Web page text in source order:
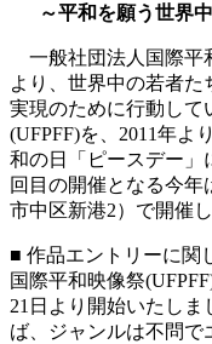
～平和を願う世界
一般社団法人国際平
より、世界中の若者
実現のために行動して
(UFPFF)を、2011年よ
和の日「ピースデー」
回目の開催となる今
市中区新港2）で開催し
■ 作品エントリーに関
国際平和映像祭
21日より開始いたし
ば、ジャンルは不問で